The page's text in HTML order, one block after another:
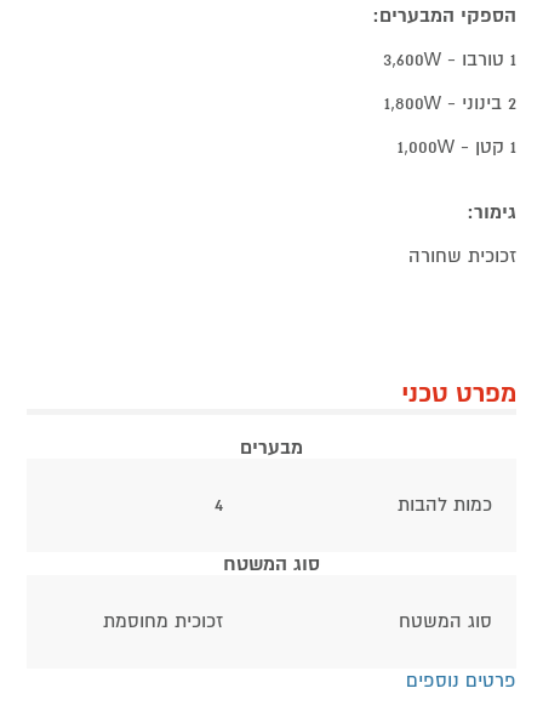
הספקי המבערים:
1 טורבו - 3,600W
2 בינוני - 1,800W
1 קטן - 1,000W
גימור:
זכוכית שחורה
מפרט טכני
מבערים
כמות להבות 4
סוג המשטח
סוג המשטח זכוכית מחוסמת
פרטים נוספים